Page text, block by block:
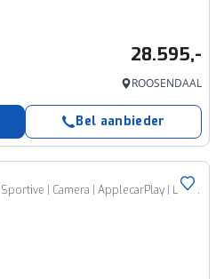
28.595,-
ROOSENDAAL
Bel aanbieder
2.0 e-SkyActiv-G M Hybrid 150 Sportive | Camera | ApplecarPlay | Dealeronderhouden |